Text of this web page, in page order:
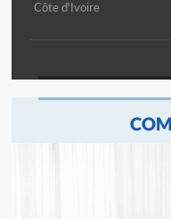
Côte d'Ivoire